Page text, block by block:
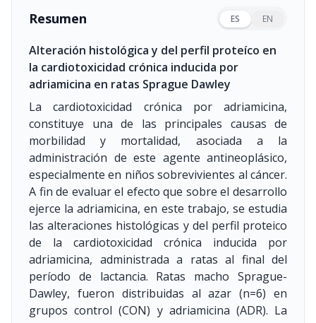
Resumen ES EN
Alteración histológica y del perfil proteíco en
la cardiotoxicidad crónica inducida por
adriamicina en ratas Sprague Dawley
La cardiotoxicidad crónica por adriamicina,
constituye una de las principales causas de
morbilidad y mortalidad, asociada a la
administración de este agente antineoplásico,
especialmente en niños sobrevivientes al cáncer.
A fin de evaluar el efecto que sobre el desarrollo
ejerce la adriamicina, en este trabajo, se estudia
las alteraciones histológicas y del perfil proteico
de la cardiotoxicidad crónica inducida por
adriamicina, administrada a ratas al final del
período de lactancia. Ratas macho Sprague-
Dawley, fueron distribuidas al azar (n=6) en
grupos control (CON) y adriamicina (ADR). La